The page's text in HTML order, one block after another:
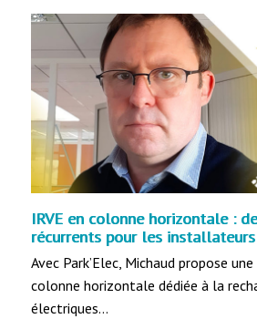
IRVE en colonne horizontale :
récurrents pour les installateurs
Avec Park’Elec, Michaud propose
colonne horizontale dédiée à la
électriques…